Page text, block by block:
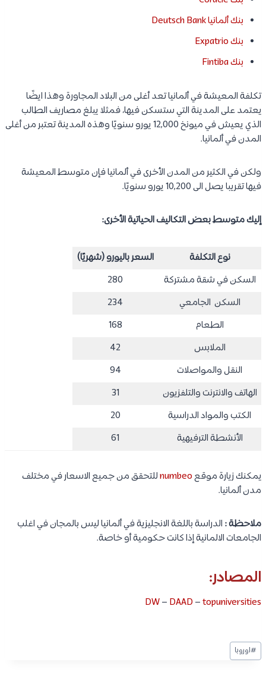
بنك ألمانيا Deutsch Bank
بنك Expatrio
بنك Fintiba
تكلفة المعيشة في ألمانيا تعد أغلى من البلاد المجاورة وهذا ايضًا
يعتمد على المدينة التي ستسكن فيها، فمثلا يبلغ مصاريف الطالب
الذي يعيش في ميونخ 12,000 يورو سنويًا وهذه المدينة تعتبر من أغلى
المدن في ألمانيا.
ولكن في الكثير من المدن الأخرى في ألمانيا فإن متوسط المعيشة
فيها تقريبا يصل الى 10,200 يورو سنويًا.
إليك متوسط بعض التكاليف الحياتية الأخرى:
نوع التكلفة
السعر باليورو (شهريًا)
السكن في شقة مشتركة
280
السكن الجامعي
234
الطعام
168
الملابس
42
النقل والمواصلات
94
الهاتف والانترنت والتلفزيون
31
الكتب والمواد الدراسية
20
الأنشطة الترفيهية
61
يمكنك زيارة موقعnumbeoللتحقق من جميع الاسعار في مختلف
مدن ألمانيا.
ملاحظة : الدراسة باللغة الانجليزية في ألمانيا ليس بالمجان في اغلب
الجامعات الالمانية إذا كانت حكومية أو خاصة.
المصادر:
DW– DAAD –topuniversities
وسوم
المقال:
#اوروبا